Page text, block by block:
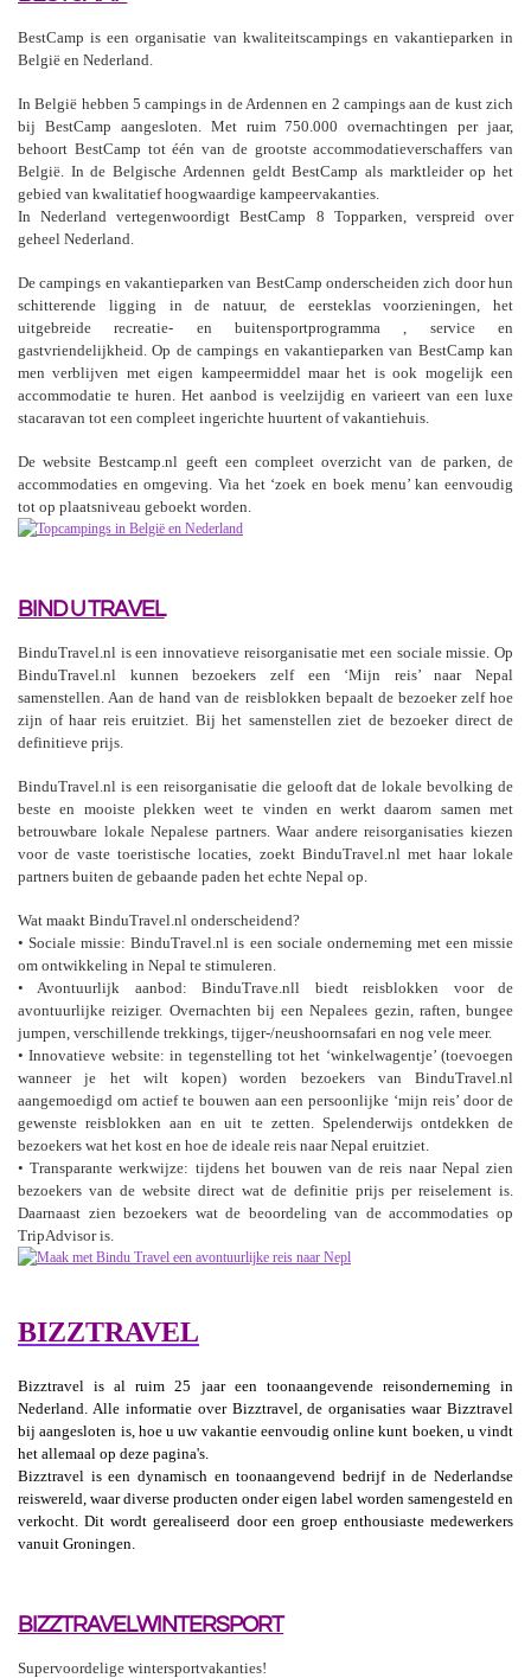
BestCamp is een organisatie van kwaliteitscampings en vakantieparken in
België en Nederland.
In België hebben 5 campings in de Ardennen en 2 campings aan de kust zich
bij BestCamp aangesloten. Met ruim 750.000 overnachtingen per jaar,
behoort BestCamp tot één van de grootste accommodatieverschaffers van
België. In de Belgische Ardennen geldt BestCamp als marktleider op het
gebied van kwalitatief hoogwaardige kampeervakanties.
In Nederland vertegenwoordigt BestCamp 8 Topparken, verspreid over
geheel Nederland.
De campings en vakantieparken van BestCamp onderscheiden zich door hun
schitterende ligging in de natuur, de eersteklas voorzieningen, het
uitgebreide recreatie- en buitensportprogramma , service en
gastvriendelijkheid. Op de campings en vakantieparken van BestCamp kan
men verblijven met eigen kampeermiddel maar het is ook mogelijk een
accommodatie te huren. Het aanbod is veelzijdig en varieert van een luxe
stacaravan tot een compleet ingerichte huurtent of vakantiehuis.
De website Bestcamp.nl geeft een compleet overzicht van de parken, de
accommodaties en omgeving. Via het ‘zoek en boek menu’ kan eenvoudig
tot op plaatsniveau geboekt worden.
BIND U TRAVEL
BinduTravel.nl is een innovatieve reisorganisatie met een sociale missie. Op
BinduTravel.nl kunnen bezoekers zelf een ‘Mijn reis’ naar Nepal
samenstellen. Aan de hand van de reisblokken bepaalt de bezoeker zelf hoe
zijn of haar reis eruitziet. Bij het samenstellen ziet de bezoeker direct de
definitieve prijs.
BinduTravel.nl is een reisorganisatie die gelooft dat de lokale bevolking de
beste en mooiste plekken weet te vinden en werkt daarom samen met
betrouwbare lokale Nepalese partners. Waar andere reisorganisaties kiezen
voor de vaste toeristische locaties, zoekt BinduTravel.nl met haar lokale
partners buiten de gebaande paden het echte Nepal op.
Wat maakt BinduTravel.nl onderscheidend?
• Sociale missie: BinduTravel.nl is een sociale onderneming met een missie
om ontwikkeling in Nepal te stimuleren.
• Avontuurlijk aanbod: BinduTrave.nll biedt reisblokken voor de
avontuurlijke reiziger. Overnachten bij een Nepalees gezin, raften, bungee
jumpen, verschillende trekkings, tijger-/neushoornsafari en nog vele meer.
• Innovatieve website: in tegenstelling tot het ‘winkelwagentje’ (toevoegen
wanneer je het wilt kopen) worden bezoekers van BinduTravel.nl
aangemoedigd om actief te bouwen aan een persoonlijke ‘mijn reis’ door de
gewenste reisblokken aan en uit te zetten. Spelenderwijs ontdekken de
bezoekers wat het kost en hoe de ideale reis naar Nepal eruitziet.
• Transparante werkwijze: tijdens het bouwen van de reis naar Nepal zien
bezoekers van de website direct wat de definitie prijs per reiselement is.
Daarnaast zien bezoekers wat de beoordeling van de accommodaties op
TripAdvisor is.
BIZZTRAVEL
Bizztravel is al ruim 25 jaar een toonaangevende reisonderneming in
Nederland. Alle informatie over Bizztravel, de organisaties waar Bizztravel
bij aangesloten is, hoe u uw vakantie eenvoudig online kunt boeken, u vindt
het allemaal op deze pagina's.
Bizztravel is een dynamisch en toonaangevend bedrijf in de Nederlandse
reiswereld, waar diverse producten onder eigen label worden samengesteld en
verkocht. Dit wordt gerealiseerd door een groep enthousiaste medewerkers
vanuit Groningen.
BIZZTRAVELWINTERSPORT
Supervoordelige wintersportvakanties!